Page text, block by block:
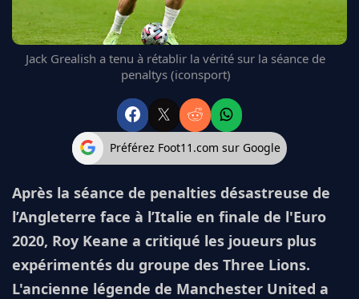
BAYERN
L'AVIS DE LA RÉDAC'
Jack Grealish a tenu à rétablir la vérité sur la séance de
penaltys (iconsport)
Préférez Foot11.com sur Google
Après la séance de penalties désastreuse de
l’Angleterre face à l’Italie en finale de l'Euro
2020, Roy Keane a critiqué les joueurs plus
expérimentés du groupe des Three Lions.
L'ancienne légende de Manchester United a